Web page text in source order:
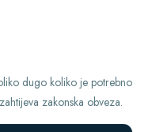
dugo koliko je potrebno
zakonska obveza.